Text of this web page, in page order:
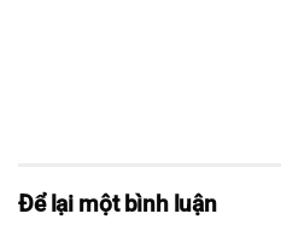
Để lại một bình luận